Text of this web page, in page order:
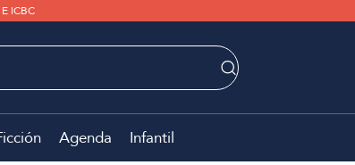
ICBC
Agenda Infantil